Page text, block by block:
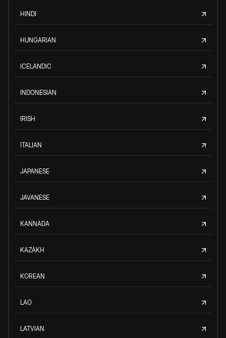
HINDI
HUNGARIAN
ICELANDIC
INDONESIAN
IRISH
ITALIAN
JAPANESE
JAVANESE
KANNADA
KAZAKH
KOREAN
LAO
LATVIAN